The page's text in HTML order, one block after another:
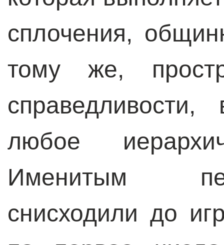
сплочения,
тому же,
любое
Именитым
снисходили до